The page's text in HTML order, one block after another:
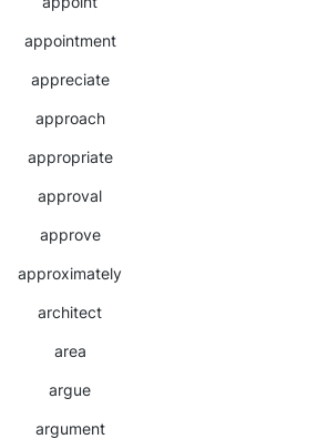
appointment
appreciate
approach
appropriate
approval
approve
approximately
architect
area
argue
argument